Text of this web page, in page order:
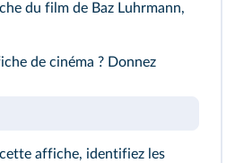
du film de Baz Luhrmann,
de cinéma ? Donnez
affiche, identifiez les